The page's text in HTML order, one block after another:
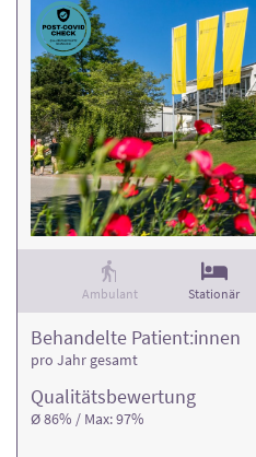
Ambulant Stationär
Qualitäts­bewertung
Ø 86% / Max: 97%
Behandelte Patient:innen
pro Jahr gesamt